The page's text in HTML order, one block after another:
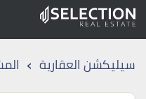
سيليكشن العقارية ›